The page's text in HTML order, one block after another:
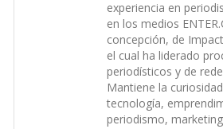
experiencia en
en los medios
concepción, de
el cual ha liderado
periodísticos y de
Mantiene la
tecnología,
periodismo,